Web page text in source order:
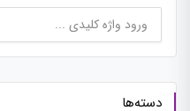
برای:
دسته‌ها